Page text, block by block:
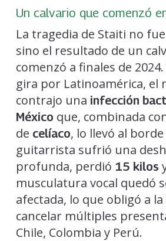
Un calvario que comenzó
La tragedia de Staiti no
sino el resultado de un
comenzó a finales de
gira por Latinoamérica, el
contrajo una infección
México que, combinada
de celíaco, lo llevó al
guitarrista sufrió una
profunda, perdió 15 kilos
musculatura vocal quedó
afectada, lo que obligó a
cancelar múltiples
Chile, Colombia y Perú.